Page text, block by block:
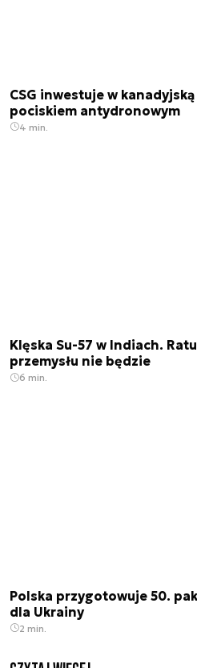
CSG inwestuje w
pociskiem antydronowym
4 min.
Klęska Su-57 w Indiach.
przemysłu nie będzie
6 min.
Polska przygotowuje 50.
dla Ukrainy
2 min.